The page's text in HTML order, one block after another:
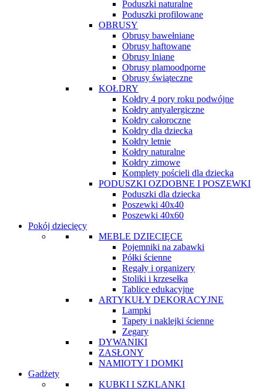
Poduszki naturalne
Poduszki profilowane
OBRUSY
Obrusy bawełniane
Obrusy haftowane
Obrusy lniane
Obrusy plamoodporne
Obrusy świąteczne
KOŁDRY
Kołdry 4 pory roku podwójne
Kołdry antyalergiczne
Kołdry całoroczne
Kołdry dla dziecka
Kołdry letnie
Kołdry naturalne
Kołdry zimowe
Komplety pościeli dla dziecka
PODUSZKI OZDOBNE I POSZEWKI
Poduszki dla dziecka
Poszewki 40x40
Poszewki 40x60
Pokój dziecięcy
MEBLE DZIECIĘCE
Pojemniki na zabawki
Półki ścienne
Regały i organizery
Stoliki i krzesełka
Tablice edukacyjne
ARTYKUŁY DEKORACYJNE
Lampki
Tapety i naklejki ścienne
Zegary
DYWANIKI
ZASŁONY
NAMIOTY I DOMKI
Gadżety
KUBKI I SZKLANKI